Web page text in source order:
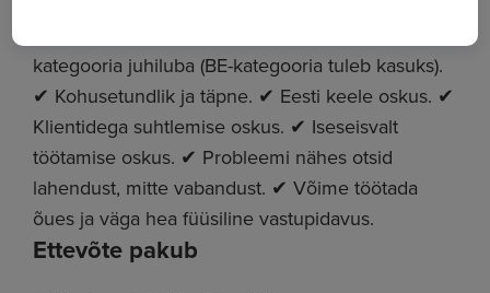
kategooria juhiluba (BE-kategooria tuleb kasuks).
✔ Kohusetundlik ja täpne. ✔ Eesti keele oskus. ✔
Klientidega suhtlemise oskus. ✔ Iseseisvalt
töötamise oskus. ✔ Probleemi nähes otsid
lahendust, mitte vabandust. ✔ Võime töötada
õues ja väga hea füüsiline vastupidavus.
Ettevõte pakub